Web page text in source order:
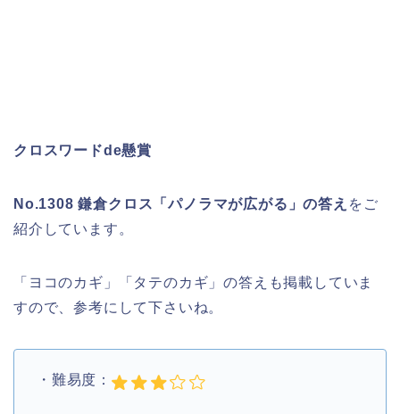
クロスワードde懸賞
No.1308 鎌倉クロス「パノラマが広がる」の答え をご
紹介しています。
「ヨコのカギ」「タテのカギ」の答えも掲載していま
すので、参考にして下さいね。
・難易度：